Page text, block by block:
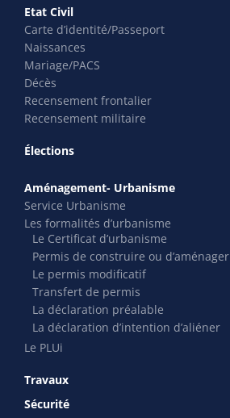
Etat Civil
Carte d’identité/Passeport
Naissances
Mariage/PACS
Décès
Recensement frontalier
Recensement militaire
Élections
Aménagement- Urbanisme
Service Urbanisme
Les formalités d’urbanisme
Le Certificat d’urbanisme
Permis de construire ou d’aménager
Le permis modificatif
Transfert de permis
La déclaration préalable
La déclaration d’intention d’aliéner
Le PLUi
Travaux
Sécurité